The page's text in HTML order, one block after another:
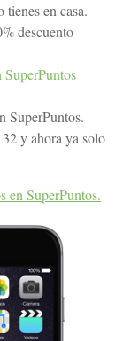
en casa.
descuento
SuperPuntos
SuperPuntos.
y ahora ya solo
en SuperPuntos.